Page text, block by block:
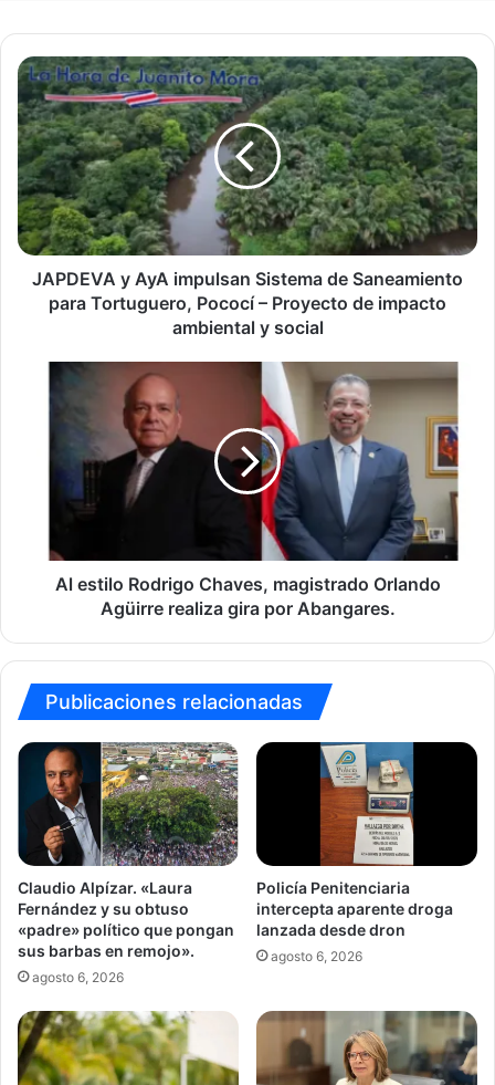
JAPDEVA
y
AyA
impulsan
Sistema
de
Saneamiento
para
Tortuguero,
Pococí
impacto
ambiental
JAPDEVA y AyA impulsan Sistema de Saneamiento
para Tortuguero, Pococí – Proyecto de impacto
ambiental y social
estilo
magistrado
Al estilo Rodrigo Chaves, magistrado Orlando
Agüirre realiza gira por Abangares.
Publicaciones relacionadas
Claudio Alpízar. «Laura
Fernández y su obtuso
«padre» político que pongan
sus barbas en remojo».
agosto 6, 2026
Policía Penitenciaria
intercepta aparente droga
lanzada desde dron
agosto 6, 2026